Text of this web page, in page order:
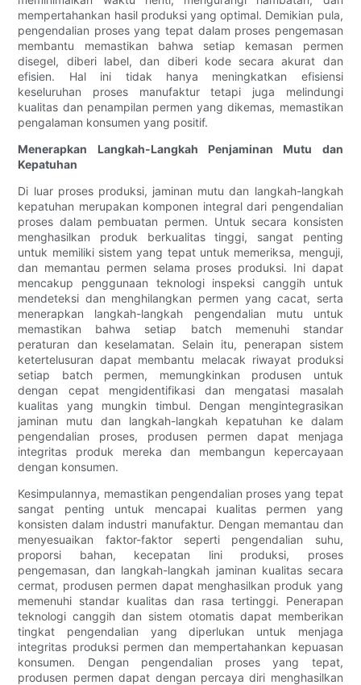
mempertahankan hasil produksi yang optimal. Demikian pula,
pengendalian proses yang tepat dalam proses pengemasan
membantu memastikan bahwa setiap kemasan permen
disegel, diberi label, dan diberi kode secara akurat dan
efisien. Hal ini tidak hanya meningkatkan efisiensi
keseluruhan proses manufaktur tetapi juga melindungi
kualitas dan penampilan permen yang dikemas, memastikan
pengalaman konsumen yang positif.
Menerapkan Langkah-Langkah Penjaminan Mutu dan
Kepatuhan
Di luar proses produksi, jaminan mutu dan langkah-langkah
kepatuhan merupakan komponen integral dari pengendalian
proses dalam pembuatan permen. Untuk secara konsisten
menghasilkan produk berkualitas tinggi, sangat penting
untuk memiliki sistem yang tepat untuk memeriksa, menguji,
dan memantau permen selama proses produksi. Ini dapat
mencakup penggunaan teknologi inspeksi canggih untuk
mendeteksi dan menghilangkan permen yang cacat, serta
menerapkan langkah-langkah pengendalian mutu untuk
memastikan bahwa setiap batch memenuhi standar
peraturan dan keselamatan. Selain itu, penerapan sistem
ketertelusuran dapat membantu melacak riwayat produksi
setiap batch permen, memungkinkan produsen untuk
dengan cepat mengidentifikasi dan mengatasi masalah
kualitas yang mungkin timbul. Dengan mengintegrasikan
jaminan mutu dan langkah-langkah kepatuhan ke dalam
pengendalian proses, produsen permen dapat menjaga
integritas produk mereka dan membangun kepercayaan
dengan konsumen.
Kesimpulannya, memastikan pengendalian proses yang tepat
sangat penting untuk mencapai kualitas permen yang
konsisten dalam industri manufaktur. Dengan memantau dan
menyesuaikan faktor-faktor seperti pengendalian suhu,
proporsi bahan, kecepatan lini produksi, proses
pengemasan, dan langkah-langkah jaminan kualitas secara
cermat, produsen permen dapat menghasilkan produk yang
memenuhi standar kualitas dan rasa tertinggi. Penerapan
teknologi canggih dan sistem otomatis dapat memberikan
tingkat pengendalian yang diperlukan untuk menjaga
integritas produksi permen dan mempertahankan kepuasan
konsumen. Dengan pengendalian proses yang tepat,
produsen permen dapat dengan percaya diri menghasilkan